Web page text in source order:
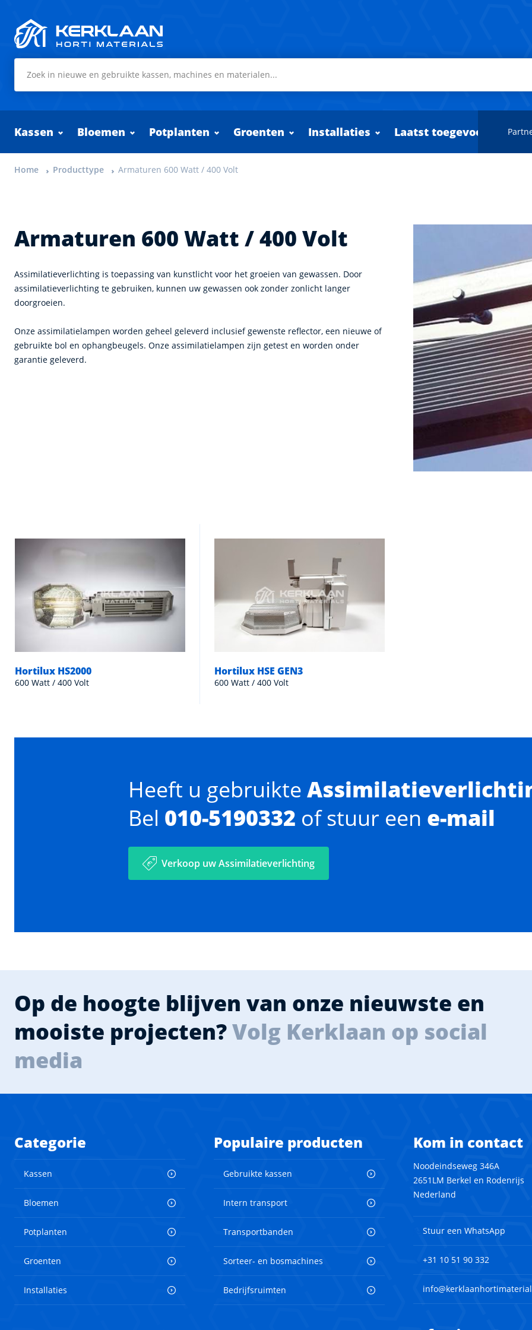
Kassen Bloemen Potplanten Groenten Installaties Laatst toegevoegd
Home Producttype Armaturen 600 Watt / 400 Volt
Armaturen 600 Watt / 400 Volt
Assimilatieverlichting is toepassing van kunstlicht voor het groeien van gewassen. Door
assimilatieverlichting te gebruiken, kunnen uw gewassen ook zonder zonlicht langer
doorgroeien.
Onze assimilatielampen worden geheel geleverd inclusief gewenste reflector, een nieuwe of
gebruikte bol en ophangbeugels. Onze assimilatielampen zijn getest en worden onder
garantie geleverd.
Hortilux HS2000
600 Watt / 400 Volt
Hortilux HSE GEN3
600 Watt / 400 Volt
Heeft u gebruikte
Bel 010-5190332 of stuur een e-mail
Verkoop uw Assimilatieverlichting
Op de hoogte blijven van onze nieuwste en
mooiste projecten?Volg Kerklaan op social
media
Categorie
Kassen
Bloemen
Potplanten
Groenten
Installaties
Populaire producten
Gebruikte kassen
Intern transport
Transportbanden
Sorteer- en bosmachines
Bedrijfsruimten
Kom in contact
Noodeindseweg 346A
2651LM Berkel en Rodenrijs
Nederland
Stuur een WhatsApp
+31 10 51 90 332